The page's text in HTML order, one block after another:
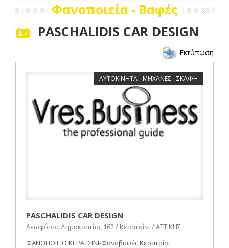
Φανοποιεία - Βαφές
PASCHALIDIS CAR DESIGN
Εκτύπωση
ΑΥΤΟΚΙΝΗΤΑ - ΜΗΧΑΝΕΣ - ΣΚΑΦΗ
PASCHALIDIS CAR DESIGN
Λεωφόρος Δημοκρατίας 162 / Κερατσίνι / ΑΤΤΙΚΗΣ
ΦΑΝΟΠΟΙΕΙΟ ΚΕΡΑΤΣΙΝΙ-Φανοβαφές Κερατσίνι,